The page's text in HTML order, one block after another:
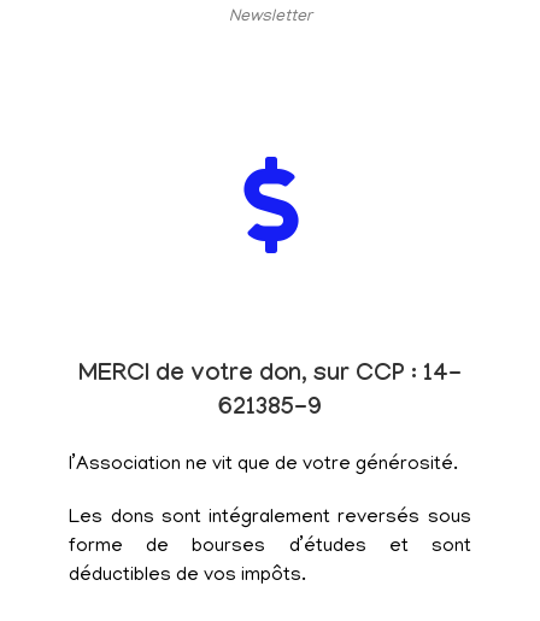
Newsletter
MERCI de votre don, sur CCP : 14-
621385-9
l’Association ne vit que de votre générosité.
Les dons sont intégralement reversés sous
forme de bourses d’études et sont
déductibles de vos impôts.